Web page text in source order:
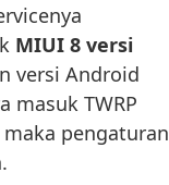
MIUI 8 versi
versi Android
masuk TWRP
pengaturan